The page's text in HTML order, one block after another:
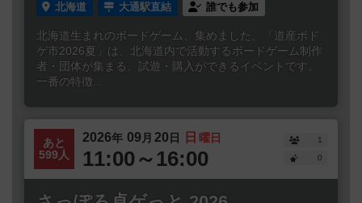
北海道 大通駅直結 誰でも参加
北海道生まれのボードゲーム、集めました。「道産ボド
ゲ市2026夏」は、北海道内で活動するボードゲーム制作
者・団体が集まる、試遊・購入ができるイベントです。
一番の特徴...
あと
599人
2026年 09 月 20日 日 曜日
11:00～16:00
1
0